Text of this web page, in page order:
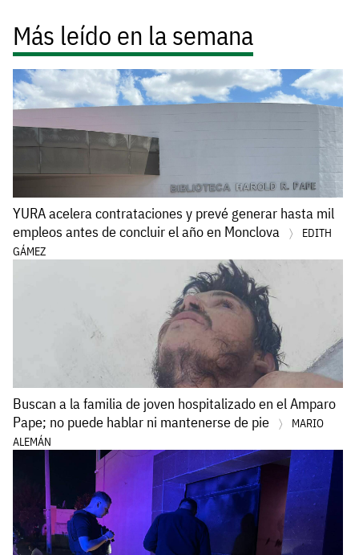
Más leído en la semana
YURA acelera contrataciones y prevé generar hasta mil
empleos antes de concluir el año en Monclova
EDITH
GÁMEZ
Buscan a la familia de joven hospitalizado en el Amparo
Pape; no puede hablar ni mantenerse de pie
MARIO
ALEMÁN